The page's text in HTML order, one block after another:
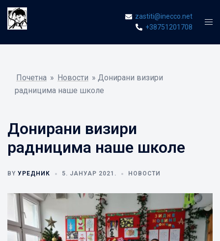
Skip
content
zastiti@inecco.net
+38751201708
Почетна » Новости » Донирани визири
радницима наше школе
Донирани визири
радницима наше школе
BY УРЕДНИК 5. ЈАНУАР 2021. НОВОСТИ